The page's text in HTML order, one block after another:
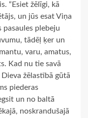
“Esiet žēlīgi, kā
un jūs esat Viņa
plebeju
tādēļ ķer un
varu, amatus,
Kad nu tie savā
žēlastībā gūtā
piederas
un no baltā
noskrandušajā